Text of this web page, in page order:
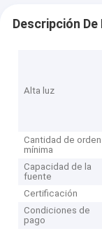
Descripción
Alta luz
Cantidad de orden
mínima
Capacidad de la
fuente
Certificación
Condiciones de
pago